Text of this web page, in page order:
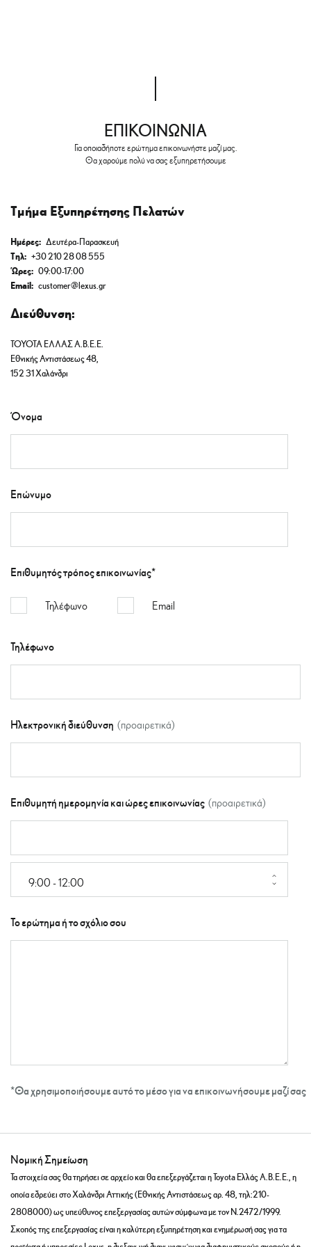
ΕΠΙΚΟΙΝΩΝΙΑ
Για οποιαδήποτε ερώτημα επικοινωνήστε μαζί μας.
Θα χαρούμε πολύ να σας εξυπηρετήσουμε
Τμήμα Εξυπηρέτησης Πελατών
Ημέρες: Δευτέρα-Παρασκευή
Τηλ: +30 210 28 08 555
Ώρες: 09:00-17:00
Email: customer@lexus.gr
Διεύθυνση:
TOYOTA ΕΛΛΑΣ Α.Β.Ε.Ε.
Εθνικής Αντιστάσεως 48,
152 31 Χαλάνδρι
Όνομα
Επώνυμο
Επιθυμητός τρόπος επικοινωνίας*
Τηλέφωνο Email
Τηλέφωνο
Ηλεκτρονική διεύθυνση
Επιθυμητή ημερομηνία και ώρες επικοινωνίας
9:00 - 12:00
Το ερώτημα ή το σχόλιο σου
*Θα χρησιμοποιήσουμε αυτό το μέσο για να επικοινωνήσουμε μαζί σας
Νομική Σημείωση
Τα στοιχεία σας θα τηρήσει σε αρχείο και θα επεξεργάζεται η Toyota Ελλάς Α.Β.Ε.Ε., η
οποία εδρεύει στο Χαλάνδρι Αττικής (Εθνικής Αντιστάσεως αρ. 48, τηλ:210-
2808000) ως υπεύθυνος επεξεργασίας αυτών σύμφωνα με τον Ν.2472/1999.
Σκοπός της επεξεργασίας είναι η καλύτερη εξυπηρέτηση και ενημέρωσή σας για τα